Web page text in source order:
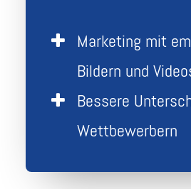
Marketing mit
Bildern und
Bessere
Wettbewerbern